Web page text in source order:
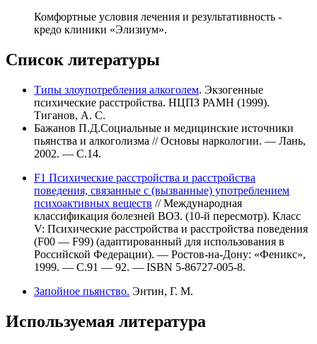
Комфортные условия лечения и результативность -
кредо клиники «Элизиум».
Список литературы
Типы злоупотребления алкоголем. Экзогенные
психические расстройства. НЦПЗ РАМН (1999).
Тиганов, А. С.
Бажанов П.Д.Социальные и медицинские источники
пьянства и алкоголизма // Основы наркологии. — Лань,
2002. — С.14.
F1 Психические расстройства и расстройства
поведения, связанные с (вызванные) употреблением
психоактивных веществ // Международная
классификация болезней ВОЗ. (10-й пересмотр). Класс
V: Психические расстройства и расстройства поведения
(F00 — F99) (адаптированный для использования в
Российской Федерации). — Ростов-на-Дону: «Феникс»,
1999. — С.91 — 92. — ISBN 5-86727-005-8.
Запойное пьянство. Энтин, Г. М.
Используемая литература